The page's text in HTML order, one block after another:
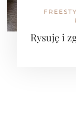
Rysuję i